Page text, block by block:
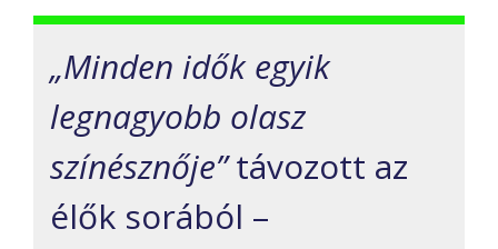
„Minden idők egyik
legnagyobb olasz
színésznője”távozott az
élők sorából –